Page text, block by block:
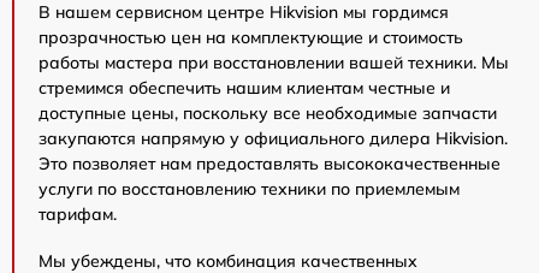
В нашем сервисном центре Hikvision мы гордимся
прозрачностью цен на комплектующие и стоимость
работы мастера при восстановлении вашей техники. Мы
стремимся обеспечить нашим клиентам честные и
доступные цены, поскольку все необходимые запчасти
закупаются напрямую у официального дилера Hikvision.
Это позволяет нам предоставлять высококачественные
услуги по восстановлению техники по приемлемым
тарифам.
Мы убеждены, что комбинация качественных